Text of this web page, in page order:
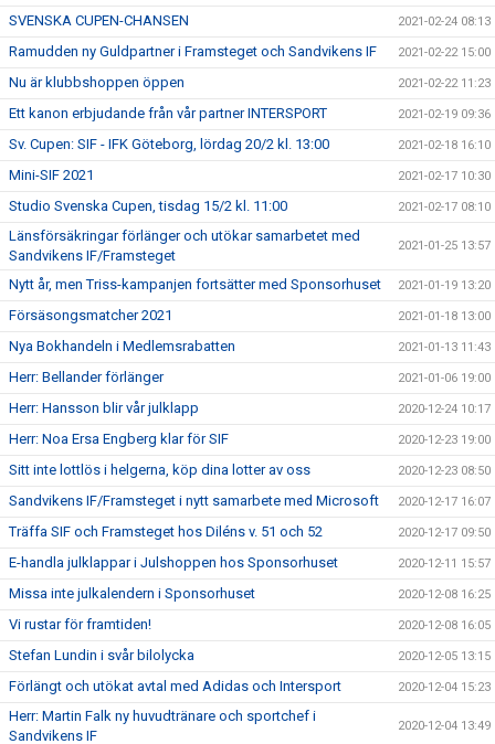
SVENSKA CUPEN-CHANSEN 2021-02-24 08:13
Ramudden ny Guldpartner i Framsteget och Sandvikens IF 2021-02-22 15:00
Nu är klubbshoppen öppen 2021-02-22 11:23
Ett kanon erbjudande från vår partner INTERSPORT 2021-02-19 09:36
Sv. Cupen: SIF - IFK Göteborg, lördag 20/2 kl. 13:00 2021-02-18 16:10
Mini-SIF 2021 2021-02-17 10:30
Studio Svenska Cupen, tisdag 15/2 kl. 11:00 2021-02-17 08:10
Länsförsäkringar förlänger och utökar samarbetet med
Sandvikens IF/Framsteget
2021-01-25 13:57
Nytt år, men Triss-kampanjen fortsätter med Sponsorhuset 2021-01-19 13:20
Försäsongsmatcher 2021 2021-01-18 13:00
Nya Bokhandeln i Medlemsrabatten 2021-01-13 11:43
Herr: Bellander förlänger 2021-01-06 19:00
Herr: Hansson blir vår julklapp 2020-12-24 10:17
Herr: Noa Ersa Engberg klar för SIF 2020-12-23 19:00
Sitt inte lottlös i helgerna, köp dina lotter av oss 2020-12-23 08:50
Sandvikens IF/Framsteget i nytt samarbete med Microsoft 2020-12-17 16:07
Träffa SIF och Framsteget hos Diléns v. 51 och 52 2020-12-17 09:50
E-handla julklappar i Julshoppen hos Sponsorhuset 2020-12-11 15:57
Missa inte julkalendern i Sponsorhuset 2020-12-08 16:25
Vi rustar för framtiden! 2020-12-08 16:05
Stefan Lundin i svår bilolycka 2020-12-05 13:15
Förlängt och utökat avtal med Adidas och Intersport 2020-12-04 15:23
Herr: Martin Falk ny huvudtränare och sportchef i
Sandvikens IF
2020-12-04 13:49